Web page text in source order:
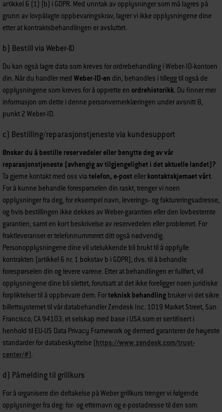
artikkel 6 (1) (b) i GDPR. Med unntak av opplysninger som må lagres på
grunn av lovpålagte oppbevaringskrav, lagrer vi ikke opplysningene dine
etter at kontraktsbehandlingen er avsluttet.
b) Bestill via Weber-ID
Du kan også lagre data som kreves for ordrebehandling i Weber-ID-kontoen
din. Når du handler med Weber-ID-en din, behandles i tillegg til også de
opplysningene som kreves for å opprette en ordrehistorikk. Du finner mer
informasjon om dette i denne personvernerklæringen under avsnitt B,
punkt 2 Weber-ID.
c) Bestilling/reparasjonstjeneste via kundesupport
Ønsker du å bestille reservedeler eller benytte deg av vår
reparasjonstjeneste (avhengig av tilgjengelighet i det aktuelle landet)?
Ta gjerne kontakt med oss via telefon, e-post eller kontaktskjemaet vårt.
For å kunne behandle forespørselen din raskt, trenger vi noen
opplysninger fra deg, for eksempel navn, leverings- og faktureringsadresse,
og hvis bestillingen ikke dekkes av Weber-garantien eller den lovbestemte
garantien, samt en kort beskrivelse av reservedelen eller problemet. For
fraktleveranser er telefonnummeret ditt også nødvendig.
Personopplysningene dine vil utelukkende bli brukt til å oppfylle
kontrakten (artikkel 6 nr. 1 bokstav b i GDPR), dvs. til å behandle
forespørselen din og levere varene. Etter at behandlingen er fullført, vil
opplysningene dine bli slettet, forutsatt at det ikke foreligger noen juridiske
forpliktelser til å oppbevare dem. Forteknisk behandling bruker vi det sikre
billettsystemet til vår databehandler Zendesk Inc. 1019 Market Street, San
Francisco, CA 94103, et selskap med base i USA som er sertifisert i
henhold til EU-US Data Privacy Framework og dermed garanterer de høyeste
standarder for databeskyttelse (https://www.zendesk.com/trust-
center/#).
d) Påmelding til grillkurs
For å organisere din deltakelse på Weber grillkurs trenger vi følgende
opplysninger fra deg: for- og etternavn og e-postadresse til den som